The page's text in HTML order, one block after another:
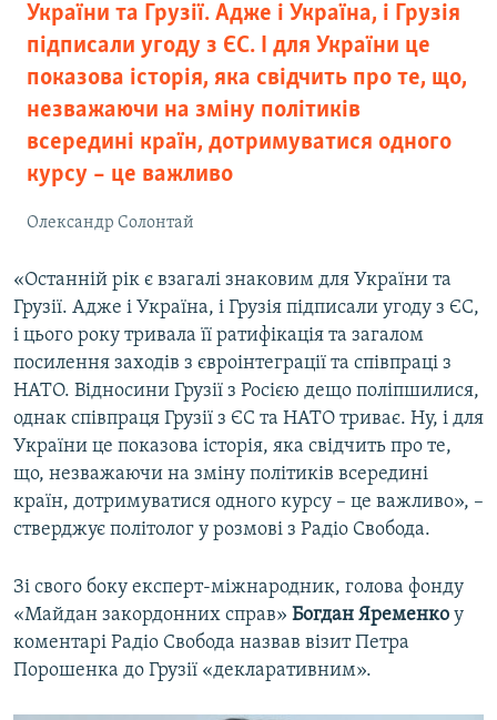
України та Грузії. Адже і Україна, і Грузія
підписали угоду з ЄС. І для України це
показова історія, яка свідчить про те, що,
незважаючи на зміну політиків
всередині країн, дотримуватися одного
курсу – це важливо
Олександр Солонтай
«Останній рік є взагалі знаковим для України та
Грузії. Адже і Україна, і Грузія підписали угоду з ЄС,
і цього року тривала її ратифікація та загалом
посилення заходів з євроінтеграції та співпраці з
НАТО. Відносини Грузії з Росією дещо поліпшилися,
однак співпраця Грузії з ЄС та НАТО триває. Ну, і для
України це показова історія, яка свідчить про те,
що, незважаючи на зміну політиків всередині
країн, дотримуватися одного курсу – це важливо», –
стверджує політолог у розмові з Радіо Свобода.
Зі свого боку експерт-міжнародник, голова фонду
«Майдан закордонних справ» Богдан Яременко у
коментарі Радіо Свобода назвав візит Петра
Порошенка до Грузії «декларативним».